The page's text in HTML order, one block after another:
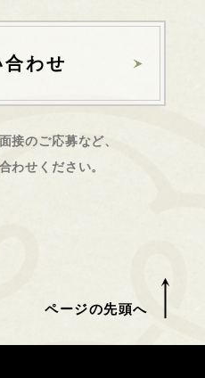
わせ
接のご応募など、
わせください。
ページの先頭へ